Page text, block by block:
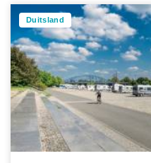
Duitsland